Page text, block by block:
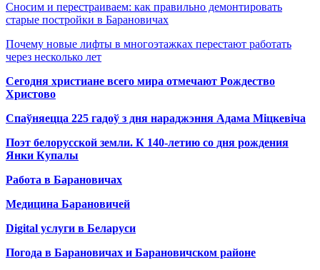
Сносим и перестраиваем: как правильно демонтировать
старые постройки в Барановичах
Почему новые лифты в многоэтажках перестают работать
через несколько лет
Сегодня христиане всего мира отмечают Рождество
Христово
Спаўняецца 225 гадоў з дня нараджэння Адама Міцкевіча
Поэт белорусской земли. К 140-летию со дня рождения
Янки Купалы
Работа в Барановичах
Медицина Барановичей
Digital услуги в Беларуси
Погода в Барановичах и Барановичском районе